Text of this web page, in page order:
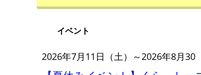
イベント
2026年7月11日（土）～2026年8月30